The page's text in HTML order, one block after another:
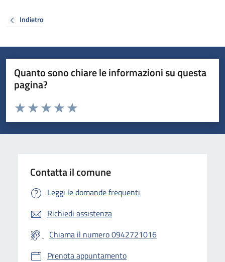
Indietro
Quanto sono chiare le informazioni su questa
pagina?
Valuta da 1 a 5 stelle la pagina
Valuta 5 stelle su 5
Valuta 4 stelle su 5
Valuta 3 stelle su 5
Valuta 2 stelle su 5
Valuta 1 stelle su 5
Contatta il comune
Leggi le domande frequenti
Richiedi assistenza
Chiama il numero 0942721016
Prenota appuntamento